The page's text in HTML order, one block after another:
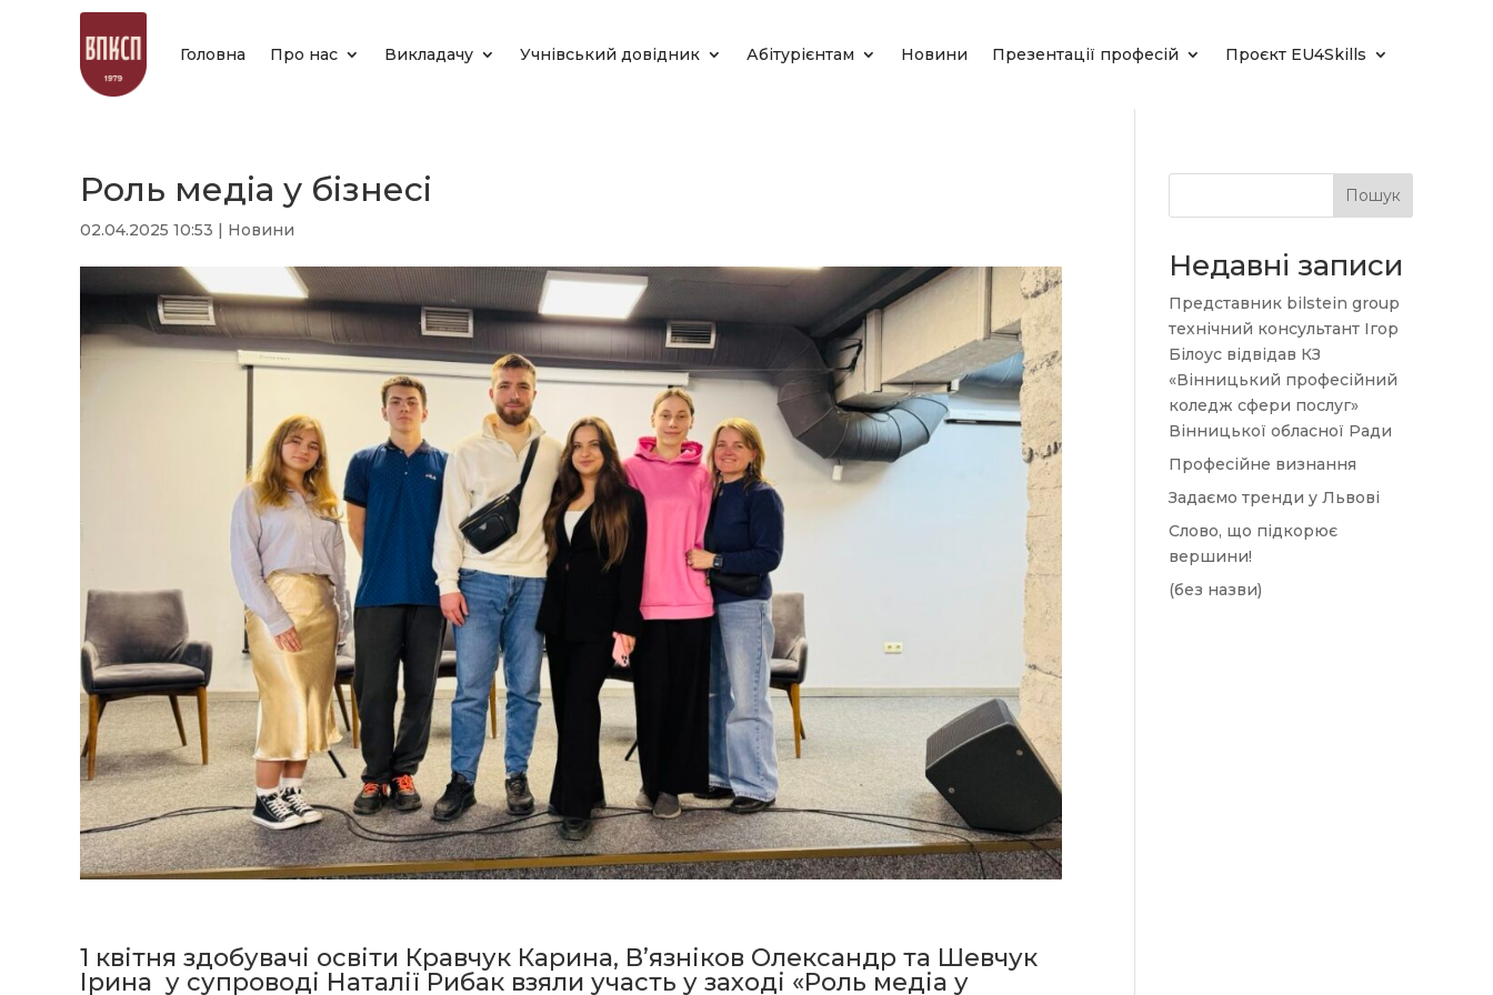
Головна Про нас Викладачу Учнівський довідник Абітурієнтам Новини Презентації професій Проєкт EU4Skills
Роль медіа у бізнесі
02.04.2025 10:53 | Новини
1 квітня здобувачі освіти Кравчук Карина, Вʼязніков Олександр та Шевчук
Ірина у супроводі Наталії Рибак взяли участь у заході «Роль медіа у
Пошук
Недавні записи
Представник bilstein group
технічний консультант Ігор
Білоус відвідав КЗ
«Вінницький професійний
коледж сфери послуг»
Вінницької обласної Ради
Професійне визнання
Задаємо тренди у Львові
Слово, що підкорює
вершини!
(без назви)